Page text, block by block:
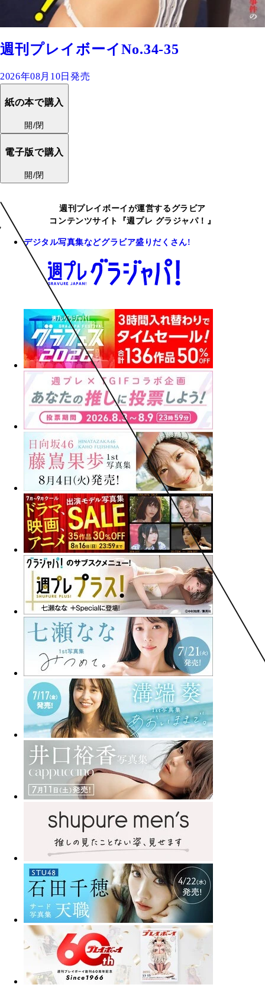
週刊プレイボーイNo.34-35
2026年08月10日発売
紙の本で購入
開/閉
電子版で購入
開/閉
週刊プレイボーイが運営するグラビア
コンテンツサイト『週プレ グラジャパ！』
デジタル写真集などグラビア盛りだくさん!